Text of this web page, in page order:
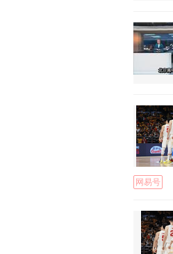
网易号